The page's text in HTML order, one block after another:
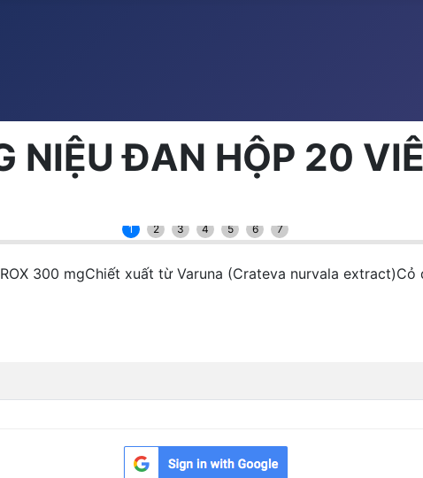
NIỆU ĐAN HỘP 20
1 2 3 4 5 6 7
300 mgChiết xuất từ Varuna (Crateva nurvala